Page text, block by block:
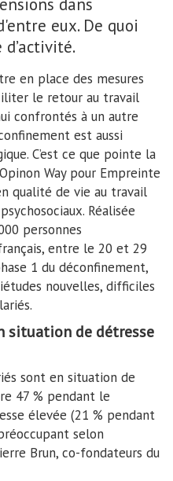
eux. De quoi
en place des mesures
le retour au travail
confrontés à un autre
est aussi
C’est ce que pointe la
Way pour Empreinte
qualité de vie au travail
Réalisée
personnes
entre le 20 et 29
1 du déconfinement,
nouvelles, difficiles
situation de détresse
sont en situation de
47 % pendant le
élevée (21 % pendant
selon
Brun, co-fondateurs du